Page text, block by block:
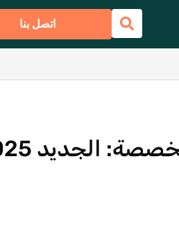
اتصل بنا
كيفية تصميم وطباعة